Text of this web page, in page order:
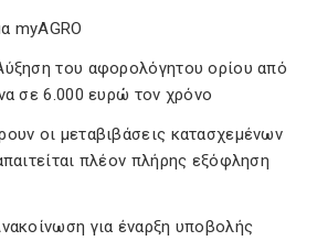
myAGRO
του αφορολόγητου ορίου από
σε 6.000 ευρώ τον χρόνο
οι μεταβιβάσεις κατασχεμένων
πλέον πλήρης εξόφληση
για έναρξη υποβολής